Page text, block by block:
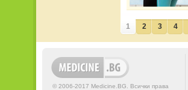
1 2 3 4
© 2006-2017 Medicine.BG. Всички права